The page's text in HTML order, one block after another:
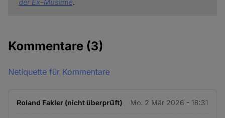
der Ex-Muslime.
Kommentare (3)
Netiquette für Kommentare
Roland Fakler (nicht überprüft) Mo. 2 Mär 2026 - 18:31